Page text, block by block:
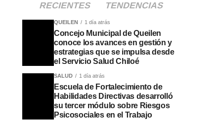
RECIENTES TENDENCIAS
QUEILEN 1 día atrás
Concejo Municipal de Queilen
conoce los avances en gestión y
estrategias que se impulsa desde
el Servicio Salud Chiloé
SALUD 1 día atrás
Escuela de Fortalecimiento de
Habilidades Directivas desarrolló
su tercer módulo sobre Riesgos
Psicosociales en el Trabajo